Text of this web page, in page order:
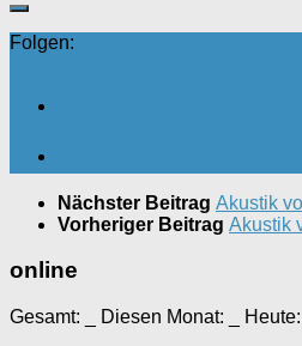
Folgen:
Nächster Beitrag Akustik
Vorheriger Beitrag Akustik
online
Gesamt: Diesen Monat: Heute: